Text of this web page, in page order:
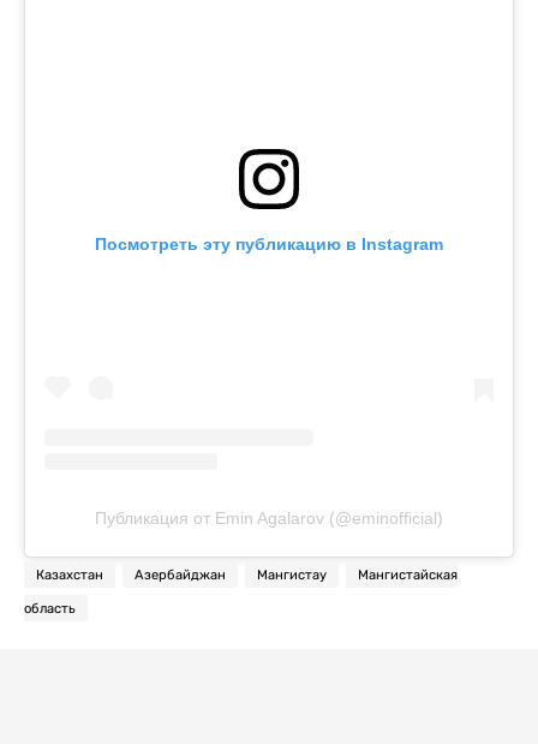
Посмотреть эту публикацию в Instagram
Публикация от Emin Agalarov (@eminofficial)
Казахстан Азербайджан Мангистау Мангистайская
область